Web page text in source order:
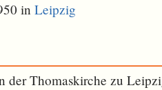
in Leipzig
der Thomaskirche zu